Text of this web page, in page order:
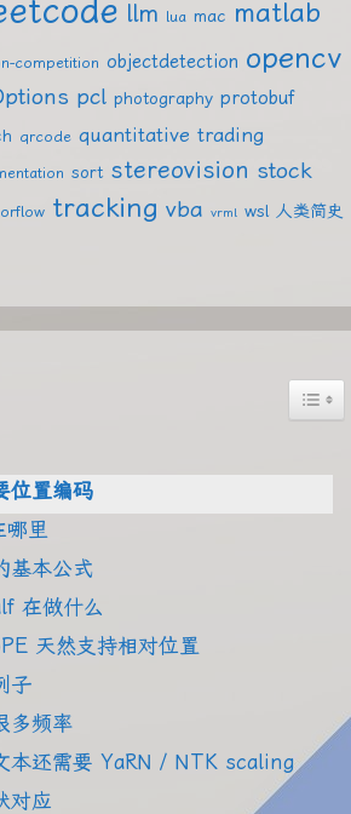
llm lua mac matlab
competition objectdetection opencv
pcl photography protobuf
qrcode quantitative trading
sort stereovision stock
tracking vba vrml wsl 人类简史
位置编码
里
基本公式
在做什么
天然支持相对位置
子
多频率
本还需要 YaRN / NTK scaling
对应